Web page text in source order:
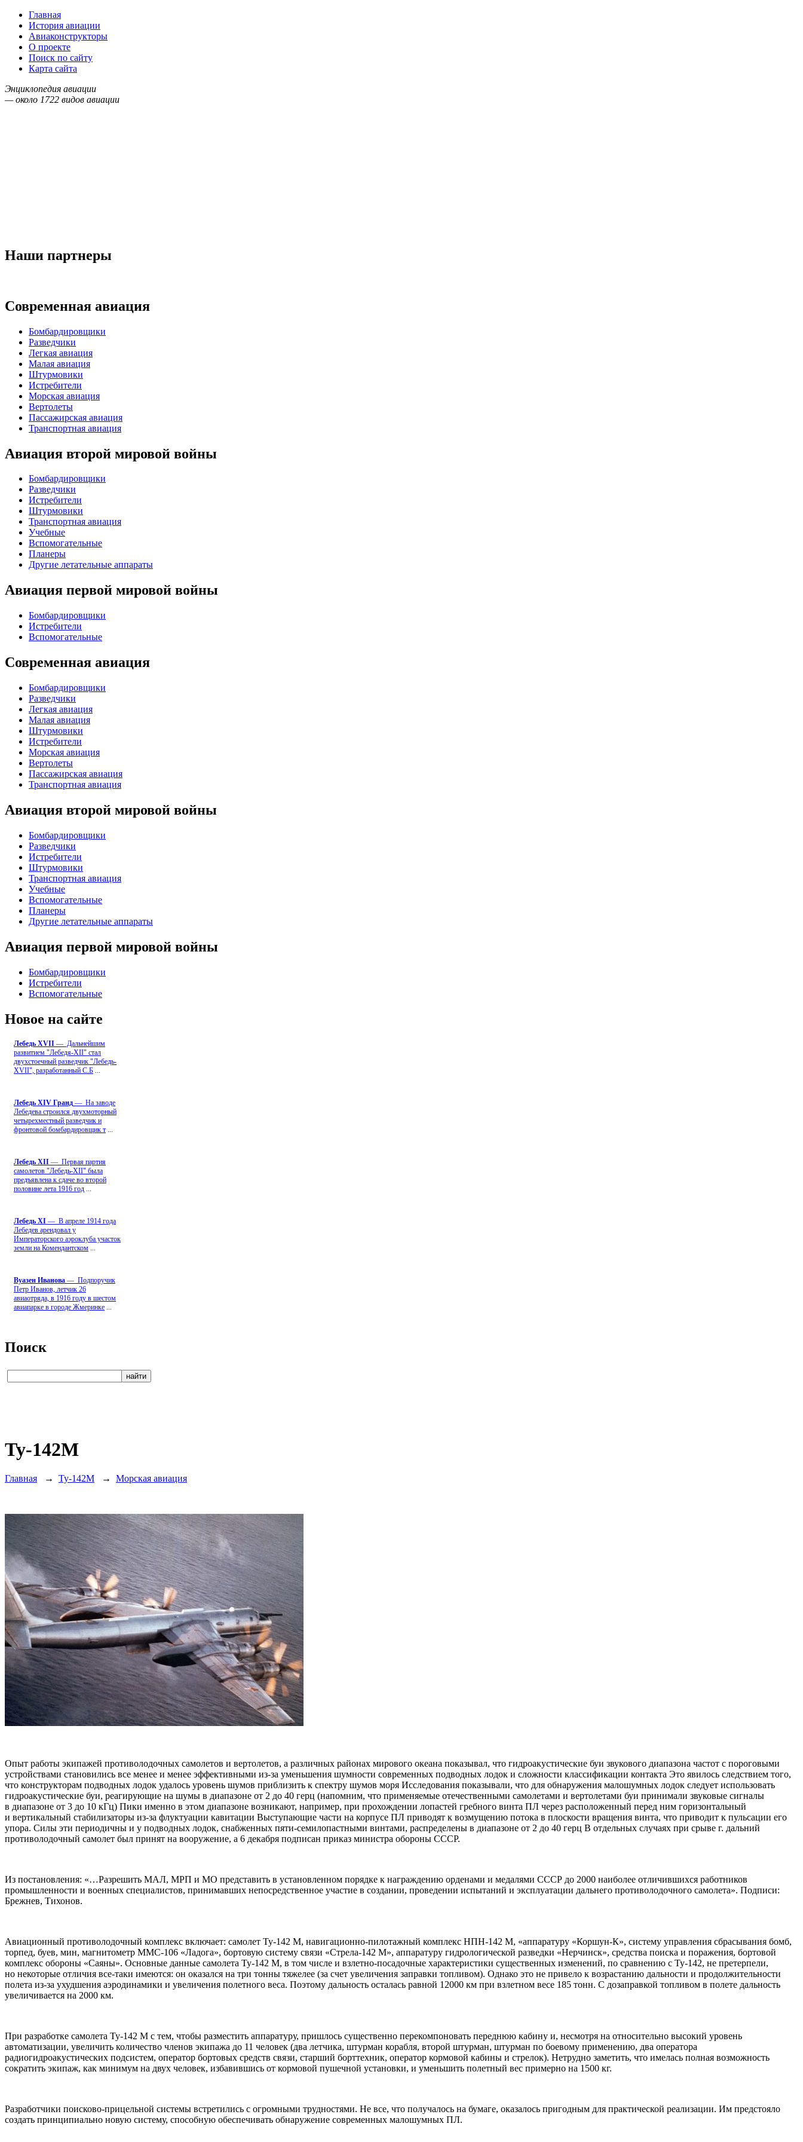
Главная
История авиации
Авиаконструкторы
О проекте
Поиск по сайту
Карта сайта
Энциклопедия авиации
— около 1722 видов авиации
Наши партнеры
Современная авиация
Бомбардировщики
Разведчики
Легкая авиация
Малая авиация
Штурмовики
Истребители
Морская авиация
Вертолеты
Пассажирская авиация
Транспортная авиация
Авиация второй мировой войны
Бомбардировщики
Разведчики
Истребители
Штурмовики
Транспортная авиация
Учебные
Вспомогательные
Планеры
Другие летательные аппараты
Авиация первой мировой войны
Бомбардировщики
Истребители
Вспомогательные
Современная авиация
Бомбардировщики
Разведчики
Легкая авиация
Малая авиация
Штурмовики
Истребители
Морская авиация
Вертолеты
Пассажирская авиация
Транспортная авиация
Авиация второй мировой войны
Бомбардировщики
Разведчики
Истребители
Штурмовики
Транспортная авиация
Учебные
Вспомогательные
Планеры
Другие летательные аппараты
Авиация первой мировой войны
Бомбардировщики
Истребители
Вспомогательные
Новое на сайте
Лебедь ХVII — Дальнейшим
развитием "Лебедя-ХII" стал
двухстоечный разведчик "Лебедь-
XVII", разработанный С.Б
Лебедь ХIV Гранд — На заводе
Лебедева строился двухмоторный
четырехместный разведчик и
фронтовой бомбардировщик т
Лебедь ХII — Первая партия
самолетов "Лебедь-ХII" была
предъявлена к сдаче во второй
половине лета 1916 год
Лебедь ХI — В апреле 1914 года
Лебедев арендовал у
Императорского аэроклуба участок
земли на Комендантском
Вуазен Иванова — Подпоручик
Петр Иванов, летчик 26
авиаотряда, в 1916 году в шестом
авиапарке в городе Жмеринке
Поиск
Ту-142М
Главная → Ту-142М → Морская авиация
Опыт работы экипажей противолодочных самолетов и вертолетов, а различных районах мирового океана показывал, что гидроакустические буи звукового диапазона частот с пороговыми
устройствами становились все менее и менее эффективными из-за уменьшения шумности современных подводных лодок и сложности классификации контакта Это явилось следствием того,
что конструкторам подводных лодок удалось уровень шумов приблизить к спектру шумов моря Исследования показывали, что для обнаружения малошумных лодок следует использовать
гидроакустические буи, реагирующие на шумы в диапазоне от 2 до 40 герц (напомним, что применяемые отечественными самолетами и вертолетами буи принимали звуковые сигналы
в диапазоне от 3 до 10 кГц) Пики именно в этом диапазоне возникают, например, при прохождении лопастей гребного винта ПЛ через расположенный перед ним горизонтальный
и вертикальный стабилизаторы из-за флуктуации кавитации Выступающие части на корпусе ПЛ приводят к возмущению потока в плоскости вращения винта, что приводит к пульсации его
упора. Силы эти периодичны и у подводных лодок, снабженных пяти-семилопастными винтами, распределены в диапазоне от 2 до 40 герц В отдельных случаях при срыве г. дальний
противолодочный самолет был принят на вооружение, а 6 декабря подписан приказ министра обороны СССР.
Из постановления: «…Разрешить МАЛ, МРП и МО представить в установленном порядке к награждению орденами и медалями СССР до 2000 наиболее отличившихся работников
промышленности и военных специалистов, принимавших непосредственное участие в создании, проведении испытаний и эксплуатации дальнего противолодочного самолета». Подписи:
Брежнев, Тихонов.
Авиационный противолодочный комплекс включает: самолет Ту-142 М, навигационно-пилотажный комплекс НПН-142 М, «аппаратуру «Коршун-К», систему управления сбрасывания бомб,
торпед, буев, мин, магнитометр ММС-106 «Ладога», бортовую систему связи «Стрела-142 М», аппаратуру гидрологической разведки «Нерчинск», средства поиска и поражения, бортовой
комплекс обороны «Саяны». Основные данные самолета Ту-142 М, в том числе и взлетно-посадочные характеристики существенных изменений, по сравнению с Ту-142, не претерпели,
но некоторые отличия все-таки имеются: он оказался на три тонны тяжелее (за счет увеличения заправки топливом). Однако это не привело к возрастанию дальности и продолжительности
полета из-за ухудшения аэродинамики и увеличения полетного веса. Поэтому дальность осталась равной 12000 км при взлетном весе 185 тонн. С дозаправкой топливом в полете дальность
увеличивается на 2000 км.
При разработке самолета Ту-142 М с тем, чтобы разместить аппаратуру, пришлось существенно перекомпоновать переднюю кабину и, несмотря на относительно высокий уровень
автоматизации, увеличить количество членов экипажа до 11 человек (два летчика, штурман корабля, второй штурман, штурман по боевому применению, два оператора
радиогидроакустических подсистем, оператор бортовых средств связи, старший борттехник, оператор кормовой кабины и стрелок). Нетрудно заметить, что имелась полная возможность
сократить экипаж, как минимум на двух человек, избавившись от кормовой пушечной установки, и уменьшить полетный вес примерно на 1500 кг.
Разработчики поисково-прицельной системы встретились с огромными трудностями. Не все, что получалось на бумаге, оказалось пригодным для практической реализации. Им предстояло
создать принципиально новую систему, способную обеспечивать обнаружение современных малошумных ПЛ.